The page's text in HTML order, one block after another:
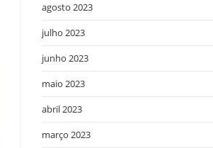
agosto 2023
julho 2023
junho 2023
maio 2023
abril 2023
março 2023